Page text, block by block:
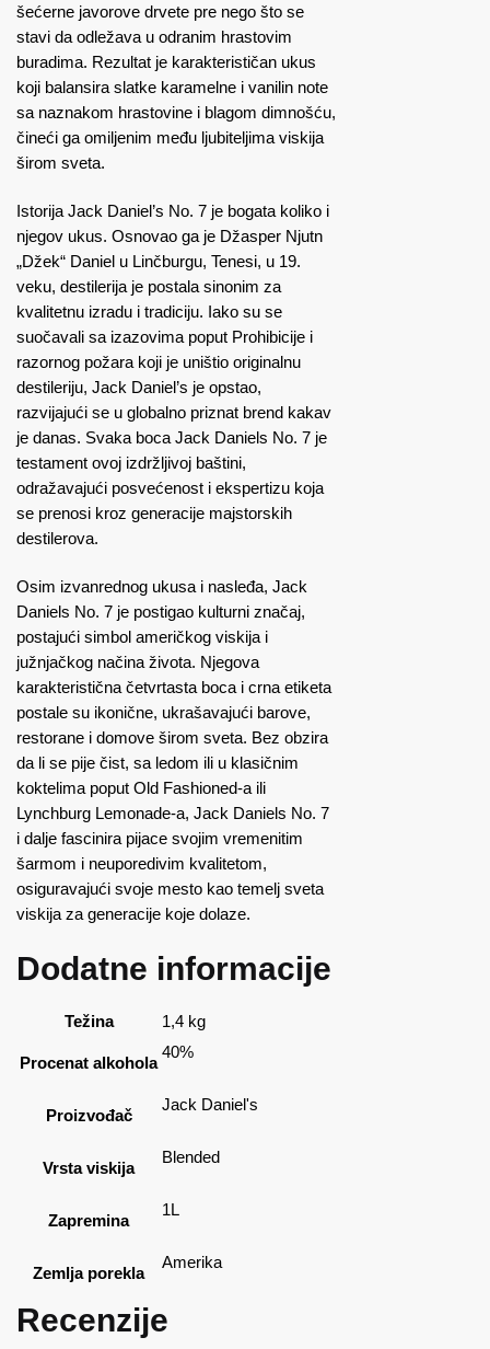
šećerne javorove drvete pre nego što se
stavi da odležava u odranim hrastovim
buradima. Rezultat je karakterističan ukus
koji balansira slatke karamelne i vanilin note
sa naznakom hrastovine i blagom dimnošću,
čineći ga omiljenim među ljubiteljima viskija
širom sveta.
Istorija Jack Daniel’s No. 7 je bogata koliko i
njegov ukus. Osnovao ga je Džasper Njutn
„Džek“ Daniel u Linčburgu, Tenesi, u 19.
veku, destilerija je postala sinonim za
kvalitetnu izradu i tradiciju. Iako su se
suočavali sa izazovima poput Prohibicije i
razornog požara koji je uništio originalnu
destileriju, Jack Daniel’s je opstao,
razvijajući se u globalno priznat brend kakav
je danas. Svaka boca Jack Daniels No. 7 je
testament ovoj izdržljivoj baštini,
odražavajući posvećenost i ekspertizu koja
se prenosi kroz generacije majstorskih
destilerova.
Osim izvanrednog ukusa i nasleđa, Jack
Daniels No. 7 je postigao kulturni značaj,
postajući simbol američkog viskija i
južnjačkog načina života. Njegova
karakteristična četvrtasta boca i crna etiketa
postale su ikonične, ukrašavajući barove,
restorane i domove širom sveta. Bez obzira
da li se pije čist, sa ledom ili u klasičnim
koktelima poput Old Fashioned-a ili
Lynchburg Lemonade-a, Jack Daniels No. 7
i dalje fascinira pijace svojim vremenitim
šarmom i neuporedivim kvalitetom,
osiguravajući svoje mesto kao temelj sveta
viskija za generacije koje dolaze.
Dodatne informacije
Težina 1,4 kg
Procenat alkohola
40%
Proizvođač
Jack Daniel's
Vrsta viskija
Blended
Zapremina
1L
Zemlja porekla
Amerika
Recenzije